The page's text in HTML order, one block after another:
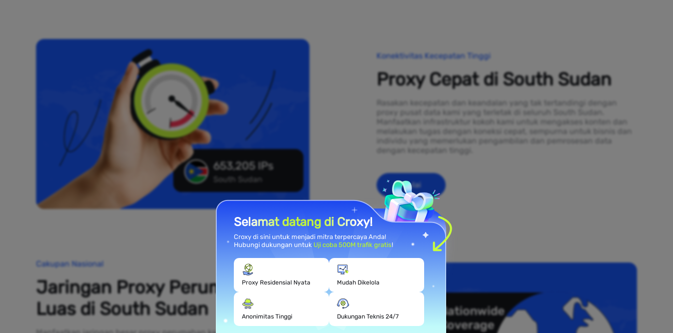
653,205 IPs
South Sudan
Konektivitas Kecepatan Tinggi
Proxy Cepat di South Sudan
Rasakan kecepatan dan keandalan yang tak tertandingi dengan
proxy pusat data kami yang terletak di seluruh South Sudan.
Manfaatkan infrastruktur kokoh kami untuk mengakses konten dan
melakukan tugas dengan koneksi cepat, sempurna untuk bisnis dan
individu yang memerlukan pengambilan dan pemrosesan data
dengan kecepatan tinggi.
Mulai
Cakupan Nasional
Jaringan Proxy Perumahan
Luas di South Sudan
Selamat datang di Croxy!
Croxy di sini untuk menjadi mitra terpercaya Anda!
Hubungi dukungan untuk Uji coba 500M trafik gratis!
Proxy Residensial Nyata Mudah Dikelola
Anonimitas Tinggi Dukungan Teknis 24/7